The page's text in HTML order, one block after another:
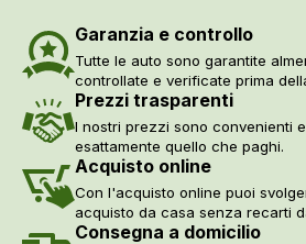
Garanzia e controllo
Tutte le auto sono garantite
controllate e verificate prima
Prezzi trasparenti
I nostri prezzi sono convenienti
esattamente quello che paghi.
Acquisto online
Con l'acquisto online puoi
acquisto da casa senza recarti
Consegna a domicilio